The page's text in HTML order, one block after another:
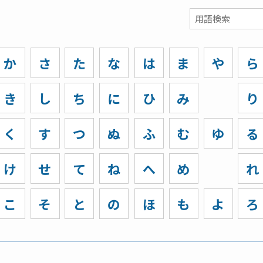
か
き
く
け
こ
さ
し
す
せ
そ
た
ち
つ
て
と
な
に
ぬ
ね
の
は
ひ
ふ
へ
ほ
ま
み
む
め
も
や
ゆ
よ
ら
り
る
れ
ろ